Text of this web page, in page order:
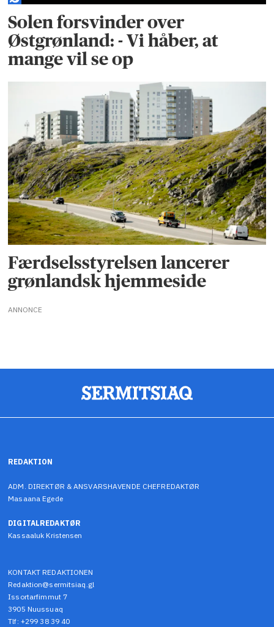
Solen forsvinder over
Østgrønland: - Vi håber, at
mange vil se op
Færdselsstyrelsen lancerer
grønlandsk hjemmeside
ANNONCE
REDAKTION
ADM. DIREKTØR & ANSVARSHAVENDE CHEFREDAKTØR
Masaana Egede
DIGITALREDAKTØR
Kassaaluk Kristensen
KONTAKT REDAKTIONEN
Redaktion@sermitsiaq.gl
Issortarfimmut 7
3905 Nuussuaq
Tlf: +299 38 39 40